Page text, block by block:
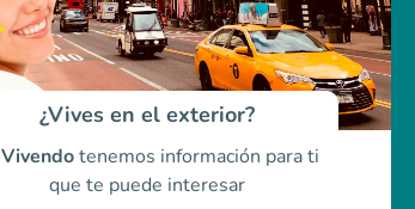
¿Vives en el exterior?
Vivendotenemos información para ti
que te puede interesar